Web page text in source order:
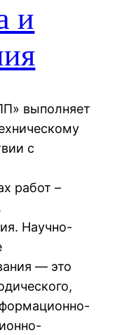
и
выполняет
с
работ –
Научно-
— это